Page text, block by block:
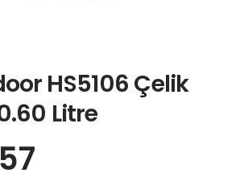
HS5106 Çelik
Litre